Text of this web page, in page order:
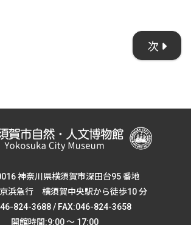
次
神奈川県横須賀市深田台95 番地
浜急行 横須賀中央駅から徒歩10 分
824-3688 / FAX:046-824-3658
開館時間:9:00 ～ 17:00